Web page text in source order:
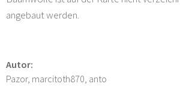
angebaut werden.
Autor:
Pazor, marcitoth870, anto